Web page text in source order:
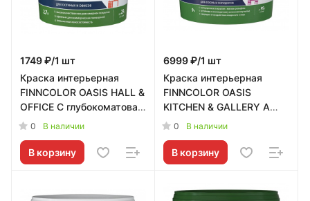
1749 ₽/1 шт
Краска интерьерная
FINNCOLOR OASIS HALL &
OFFICE C глубокоматовая
2,7л Tikkurila RU -
0 В наличии
В корзину
6999 ₽/1 шт
Краска интерьерная
FINNCOLOR OASIS
KITCHEN & GALLERY A
матовая 9л Tikkurila RU -
0 В наличии
В корзину